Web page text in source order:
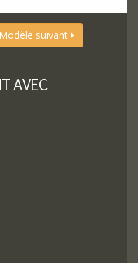
Modèle suivant
AVEC